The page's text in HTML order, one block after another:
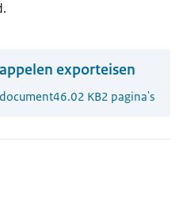
exporteisen
46.02 KB2 pagina's